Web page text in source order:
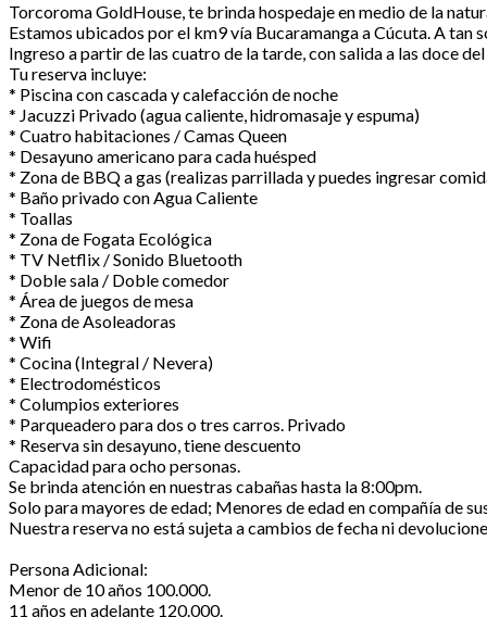
Torcoroma GoldHouse, te brinda hospedaje en medio de la
Estamos ubicados por el km9 vía Bucaramanga a Cúcuta. A tan
Ingreso a partir de las cuatro de la tarde, con salida a las doce
Tu reserva incluye:
* Piscina con cascada y calefacción de noche
* Jacuzzi Privado (agua caliente, hidromasaje y espuma)
* Cuatro habitaciones / Camas Queen
* Desayuno americano para cada huésped
* Zona de BBQ a gas (realizas parrillada y puedes ingresar
* Baño privado con Agua Caliente
* Toallas
* Zona de Fogata Ecológica
* TV Netflix / Sonido Bluetooth
* Doble sala / Doble comedor
* Área de juegos de mesa
* Zona de Asoleadoras
* Wifi
* Cocina (Integral / Nevera)
* Electrodomésticos
* Columpios exteriores
* Parqueadero para dos o tres carros. Privado
* Reserva sin desayuno, tiene descuento
Capacidad para ocho personas.
Se brinda atención en nuestras cabañas hasta la 8:00pm.
Solo para mayores de edad; Menores de edad en compañía de
Nuestra reserva no está sujeta a cambios de fecha ni
Persona Adicional:
Menor de 10 años 100.000.
11 años en adelante 120.000.